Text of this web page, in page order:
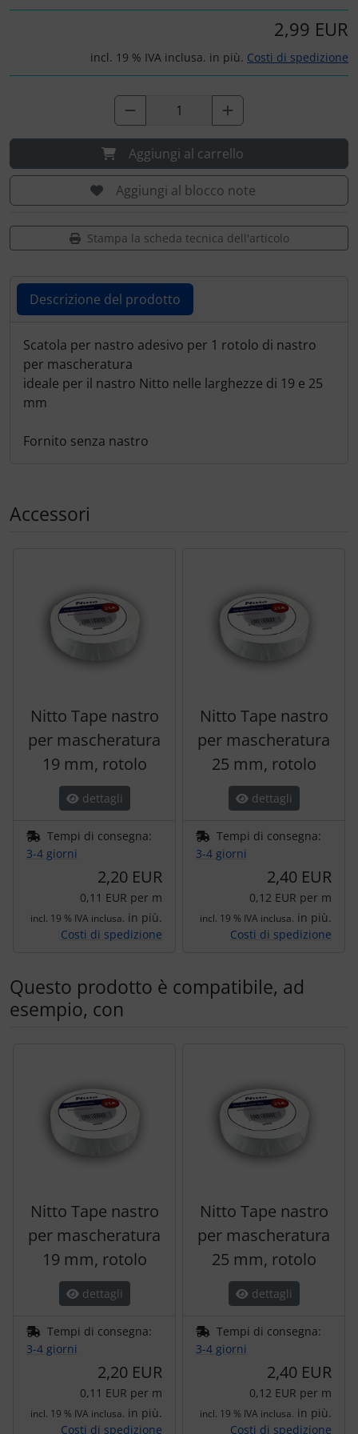
2,99 EUR
incl. 19 % IVA inclusa. in più. Costi di spedizione
Aggiungi al carrello
Aggiungi al blocco note
Stampa la scheda tecnica dell'articolo
Descrizione del prodotto
Descrizione del prodotto
Scatola per nastro adesivo per 1 rotolo di nastro
per mascheratura
ideale per il nastro Nitto nelle larghezze di 19 e 25
mm
Fornito senza nastro
Accessori
Nitto Tape nastro
per mascheratura
19 mm, rotolo
dettagli
Tempi di consegna:
3-4 giorni
2,20 EUR
0,11 EUR per m
incl. 19 % IVA inclusa. in più.
Costi di spedizione
Nitto Tape nastro
per mascheratura
25 mm, rotolo
dettagli
Tempi di consegna:
3-4 giorni
2,40 EUR
0,12 EUR per m
incl. 19 % IVA inclusa. in più.
Costi di spedizione
Questo prodotto è compatibile, ad
esempio, con
Nitto Tape nastro
per mascheratura
19 mm, rotolo
dettagli
Tempi di consegna:
3-4 giorni
2,20 EUR
0,11 EUR per m
incl. 19 % IVA inclusa. in più.
Costi di spedizione
Nitto Tape nastro
per mascheratura
25 mm, rotolo
dettagli
Tempi di consegna:
3-4 giorni
2,40 EUR
0,12 EUR per m
incl. 19 % IVA inclusa. in più.
Costi di spedizione
Pneumatici, tubi e co.
Protezione e cura
Pulitore per zanzare
Speroni e ruote alari
Strumenti
Trasponditore
Tubi, connettori....
Vessilli decorativi
Mappe di rilievo 3D